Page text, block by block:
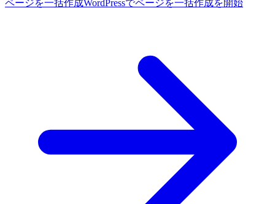
ページを一括作成WordPressでページを一括作成を開始